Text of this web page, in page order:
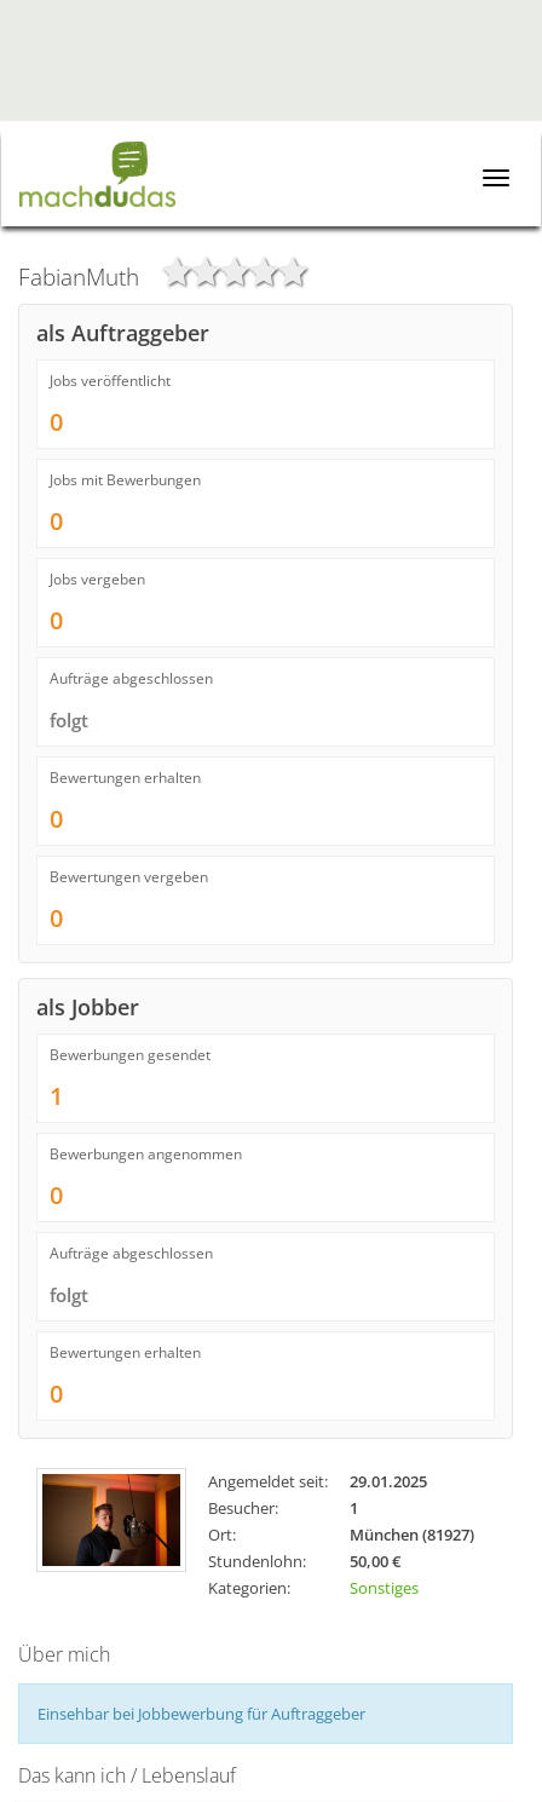
Toggle
FabianMuth
als Auftraggeber
Jobs veröffentlicht
0
Jobs mit Bewerbungen
0
Jobs vergeben
0
Aufträge abgeschlossen
folgt
Bewertungen erhalten
0
Bewertungen vergeben
0
als Jobber
Bewerbungen gesendet
1
Bewerbungen angenommen
0
Aufträge abgeschlossen
folgt
Bewertungen erhalten
0
Angemeldet seit:
29.01.2025
Besucher:
1
Ort:
München (81927)
Stundenlohn:
50,00 €
Kategorien:
Sonstiges
Über mich
Einsehbar bei Jobbewerbung für Auftraggeber
Das kann ich / Lebenslauf